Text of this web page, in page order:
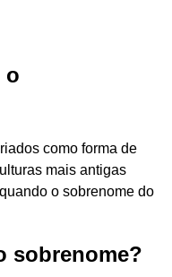
o
como forma de
mais antigas
o sobrenome do
sobrenome?